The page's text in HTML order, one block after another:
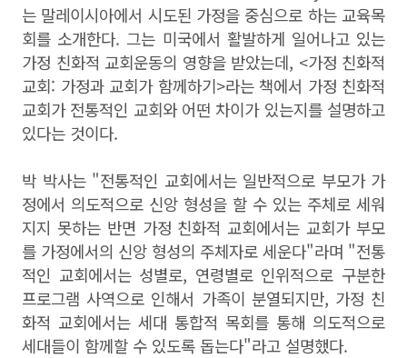
는 말레이시아에서 시도된 가정을 중심으로 하는 교육목
회를 소개한다. 그는 미국에서 활발하게 일어나고 있는
가정 친화적 교회운동의 영향을 받았는데, <가정 친화적
교회: 가정과 교회가 함께하기>라는 책에서 가정 친화적
교회가 전통적인 교회와 어떤 차이가 있는지를 설명하고
있다는 것이다.
박 박사는 "전통적인 교회에서는 일반적으로 부모가 가
정에서 의도적으로 신앙 형성을 할 수 있는 주체로 세워
지지 못하는 반면 가정 친화적 교회에서는 교회가 부모
를 가정에서의 신앙 형성의 주체자로 세운다"라며 "전통
적인 교회에서는 성별로, 연령별로 인위적으로 구분한
프로그램 사역으로 인해서 가족이 분열되지만, 가정 친
화적 교회에서는 세대 통합적 목회를 통해 의도적으로
세대들이 함께할 수 있도록 돕는다"라고 설명했다.